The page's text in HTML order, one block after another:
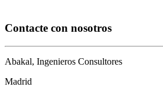
Contacte con nosotros
Abakal, Ingenieros Consultores
Madrid